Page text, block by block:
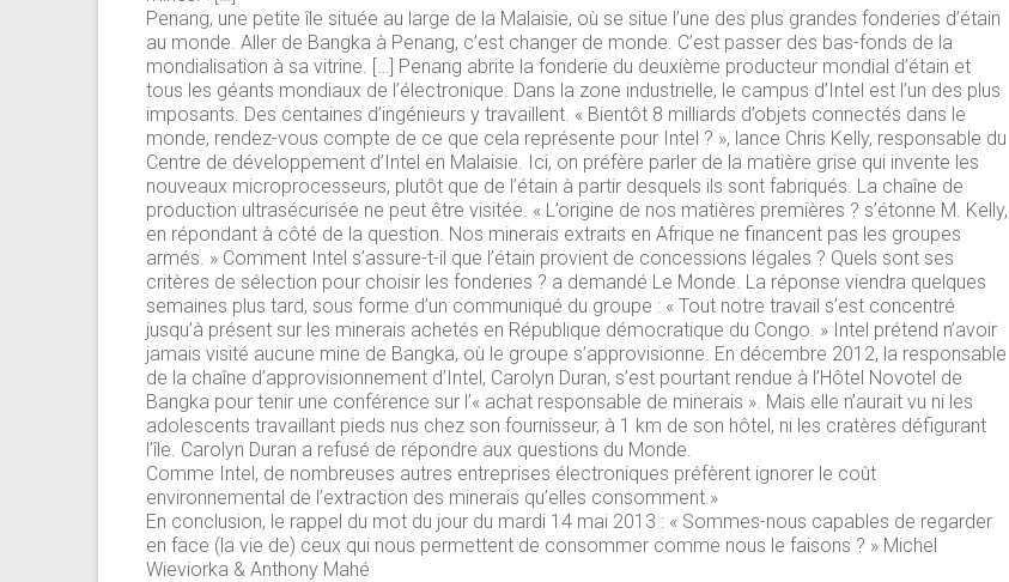
Penang, une petite île située au large de la Malaisie, où se situe l’une des plus grandes fonderies d’étain
au monde. Aller de Bangka à Penang, c’est changer de monde. C’est passer des bas-fonds de la
mondialisation à sa vitrine. […] Penang abrite la fonderie du deuxième producteur mondial d’étain et
tous les géants mondiaux de l’électronique. Dans la zone industrielle, le campus d’Intel est l’un des plus
imposants. Des centaines d’ingénieurs y travaillent. « Bientôt 8 milliards d’objets connectés dans le
monde, rendez-vous compte de ce que cela représente pour Intel ? », lance Chris Kelly, responsable du
Centre de développement d’Intel en Malaisie. Ici, on préfère parler de la matière grise qui invente les
nouveaux microprocesseurs, plutôt que de l’étain à partir desquels ils sont fabriqués. La chaîne de
production ultrasécurisée ne peut être visitée. « L’origine de nos matières premières ? s’étonne M. Kelly,
en répondant à côté de la question. Nos minerais extraits en Afrique ne financent pas les groupes
armés. » Comment Intel s’assure-t-il que l’étain provient de concessions légales ? Quels sont ses
critères de sélection pour choisir les fonderies ? a demandé Le Monde. La réponse viendra quelques
semaines plus tard, sous forme d’un communiqué du groupe : « Tout notre travail s’est concentré
jusqu’à présent sur les minerais achetés en République démocratique du Congo. » Intel prétend n’avoir
jamais visité aucune mine de Bangka, où le groupe s’approvisionne. En décembre 2012, la responsable
de la chaîne d’approvisionnement d’Intel, Carolyn Duran, s’est pourtant rendue à l’Hôtel Novotel de
Bangka pour tenir une conférence sur l’« achat responsable de minerais ». Mais elle n’aurait vu ni les
adolescents travaillant pieds nus chez son fournisseur, à 1 km de son hôtel, ni les cratères défigurant
l’île. Carolyn Duran a refusé de répondre aux questions du Monde.
Comme Intel, de nombreuses autres entreprises électroniques préfèrent ignorer le coût
environnemental de l’extraction des minerais qu’elles consomment.»
En conclusion, le rappel du mot du jour du mardi 14 mai 2013 : « Sommes-nous capables de regarder
en face (la vie de) ceux qui nous permettent de consommer comme nous le faisons ? » Michel
Wieviorka & Anthony Mahé